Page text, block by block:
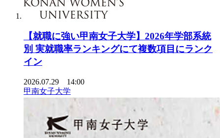
【就職に強い甲南女子大学】2026年学部系統
別 実就職率ランキングにて複数項目にランク
イン
2026.07.29 14:00
甲南女子大学